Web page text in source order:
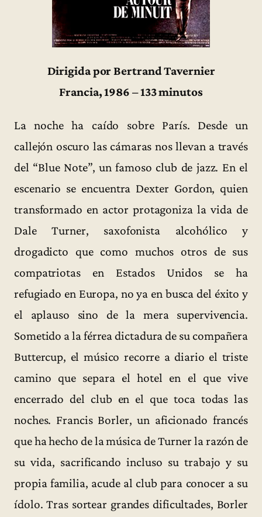
Dirigida por Bertrand Tavernier
Francia, 1986 – 133 minutos
La noche ha caído sobre París. Desde un
callejón oscuro las cámaras nos llevan a través
del “Blue Note”, un famoso club de jazz. En el
escenario se encuentra Dexter Gordon, quien
transformado en actor protagoniza la vida de
Dale Turner, saxofonista alcohólico y
drogadicto que como muchos otros de sus
compatriotas en Estados Unidos se ha
refugiado en Europa, no ya en busca del éxito y
el aplauso sino de la mera supervivencia.
Sometido a la férrea dictadura de su compañera
Buttercup, el músico recorre a diario el triste
camino que separa el hotel en el que vive
encerrado del club en el que toca todas las
noches. Francis Borler, un aficionado francés
que ha hecho de la música de Turner la razón de
su vida, sacrificando incluso su trabajo y su
propia familia, acude al club para conocer a su
ídolo. Tras sortear grandes dificultades, Borler